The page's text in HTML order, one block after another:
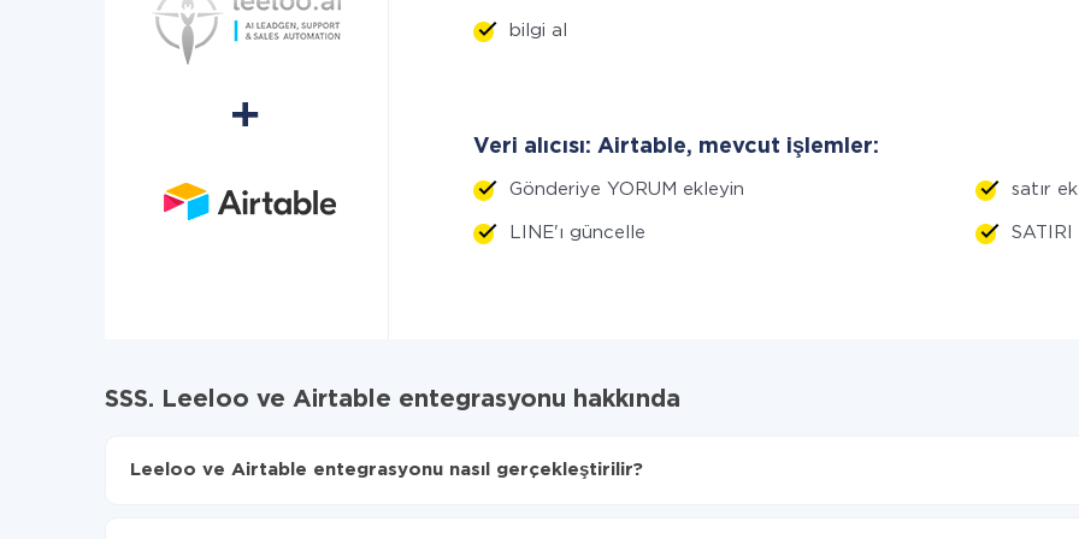
bilgi al
Veri alıcısı: Airtable, mevcut işlemler:
Gönderiye YORUM ekleyin satır
LINE'ı güncelle SATIRI
SSS. Leeloo ve Airtable entegrasyonu hakkında
Leeloo ve Airtable entegrasyonu nasıl gerçekleştirilir?